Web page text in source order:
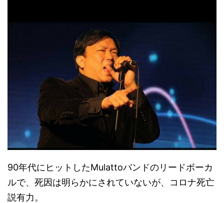
90年代にヒットしたMulattoバンドのリードボーカ
ルで、死因は明らかにされていないが、コロナ死亡
説有力。